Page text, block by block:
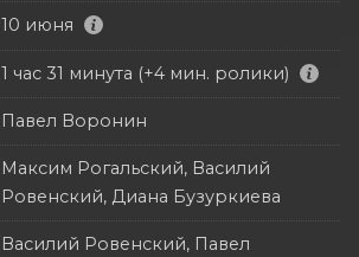
10 июня
1 час 31 минута (+4 мин. ролики)
Павел Воронин
Максим Рогальский, Василий
Ровенский, Диана Бузуркиева
Василий Ровенский, Павел